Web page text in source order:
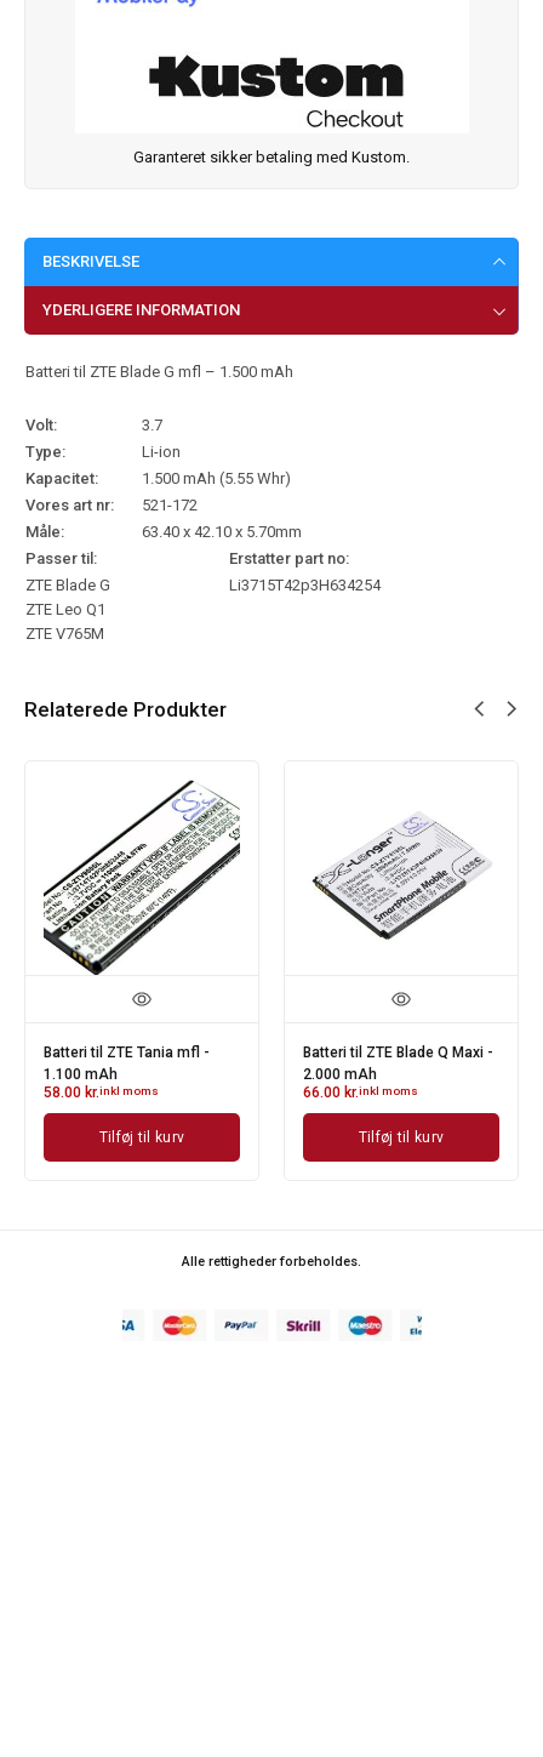
Garanteret sikker betaling med Kustom.
BESKRIVELSE
YDERLIGERE INFORMATION
Batteri til ZTE Blade G mfl – 1.500 mAh
Volt:
3.7
Type:
Li-ion
Kapacitet:
1.500 mAh (5.55 Whr)
Vores art nr:
521-172
Måle:
63.40 x 42.10 x 5.70mm
Passer til:
Erstatter part no:
ZTE Blade G
ZTE Leo Q1
ZTE V765M
Li3715T42p3H634254
Relaterede Produkter
Batteri til ZTE Tania mfl -
1.100 mAh
58.00 kr.inkl moms
Tilføj til kurv
Batteri til ZTE Blade Q Maxi -
2.000 mAh
66.00 kr.inkl moms
Tilføj til kurv
Alle rettigheder forbeholdes.